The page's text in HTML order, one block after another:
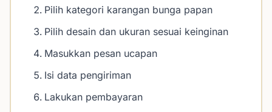
Pilih kategori karangan bunga papan
Pilih desain dan ukuran sesuai keinginan
Masukkan pesan ucapan
Isi data pengiriman
Lakukan pembayaran